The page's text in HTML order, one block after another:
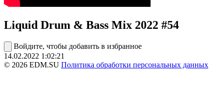
Liquid Drum & Bass Mix 2022 #54
Войдите, чтобы добавить в избранное
14.02.2022 1:02:21
© 2026 EDM.SU Политика обработки персональных данных